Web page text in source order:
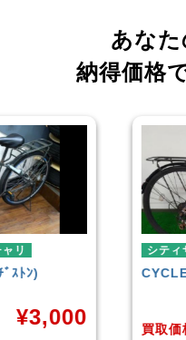
あなた
納得価格
シティサイク
CYCLE
買取価格